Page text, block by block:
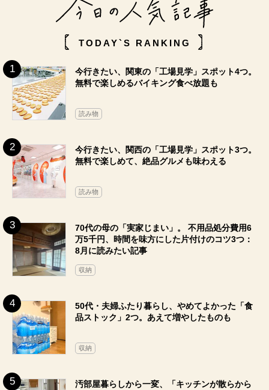
TODAY`S RANKING
今行きたい、関東の「工場見学」スポット4つ。
無料で楽しめるバイキング食べ放題も
読み物
今行きたい、関西の「工場見学」スポット3つ。
無料で楽しめて、絶品グルメも味わえる
読み物
70代の母の「実家じまい」。 不用品処分費用6
万5千円、時間を味方にした片付けのコツ3つ：
8月に読みたい記事
収納
50代・夫婦ふたり暮らし、やめてよかった「食
品ストック」2つ。あえて増やしたものも
収納
汚部屋暮らしから一変、「キッチンが散らから